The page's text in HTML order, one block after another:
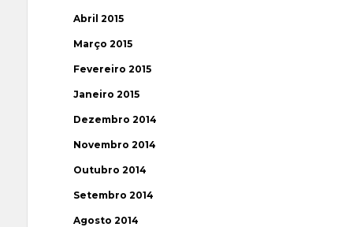
Abril 2015
Março 2015
Fevereiro 2015
Janeiro 2015
Dezembro 2014
Novembro 2014
Outubro 2014
Setembro 2014
Agosto 2014